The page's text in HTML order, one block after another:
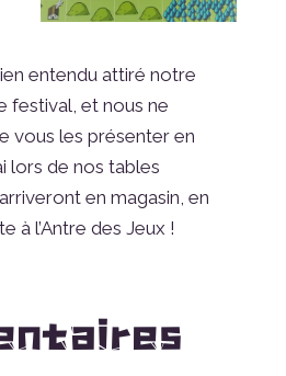
entendu attiré notre
festival, et nous ne
vous les présenter en
lors de nos tables
en magasin, en
à l’Antre des Jeux !